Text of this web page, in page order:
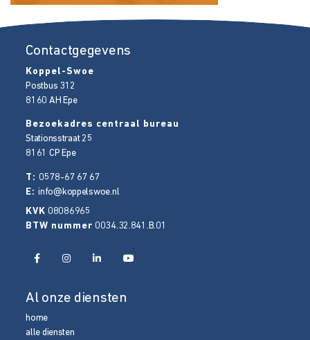
Contactgegevens
Koppel-Swoe
Postbus 312
8160 AH Epe
Bezoekadres centraal bureau
Stationsstraat 25
8161 CP Epe
T: 0578-67 67 67
E:info@koppelswoe.nl
KVK 08086965
BTW nummer 0034.32.841.B.01
Al onze diensten
home
alle diensten